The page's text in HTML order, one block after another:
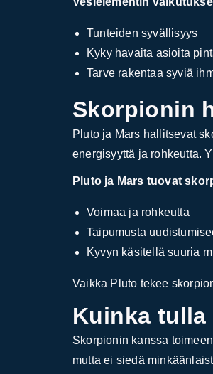
Tunteiden syvällisyys
Kyky havaita asioita
Tarve rakentaa syviä
Skorpionin
Pluto ja Mars hallitsevat
energisyyttä ja rohkeutta.
Pluto ja Mars tuovat
Voimaa ja rohkeutta
Taipumusta
Kyvyn käsitellä suuria
Vaikka Pluto tekee
Kuinka
Skorpionin kanssa
mutta ei siedä